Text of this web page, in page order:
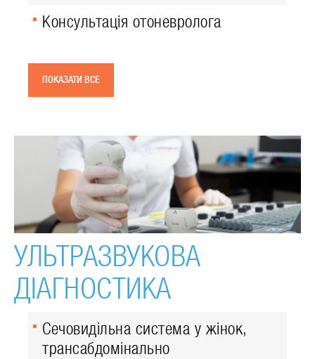
Консультація отоневролога
ПОКАЗАТИ ВСЕ
УЛЬТРАЗВУКОВА
ДІАГНОСТИКА
Сечовидільна система у жінок,
трансабдомінально